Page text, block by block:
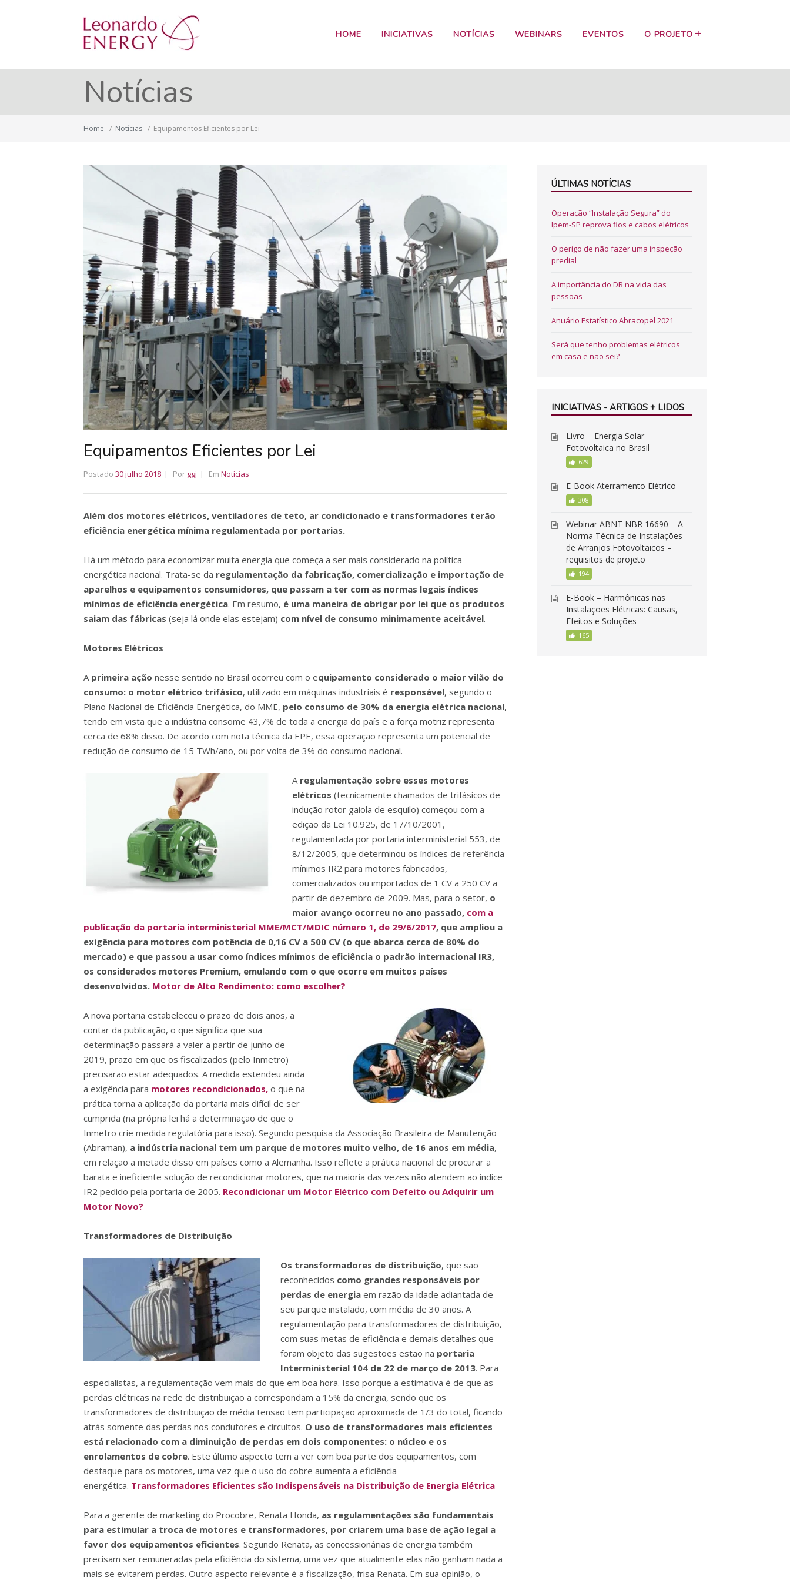
HOME INICIATIVAS NOTÍCIAS WEBINARS EVENTOS O PROJETO
Notícias
Home / Notícias / Equipamentos Eficientes por Lei
Equipamentos Eficientes por Lei
Postado 30 julho 2018 Por ggj Em Notícias
Além dos motores elétricos, ventiladores de teto, ar condicionado e transformadores terão
eficiência energética mínima regulamentada por portarias.
Há um método para economizar muita energia que começa a ser mais considerado na política
energética nacional. Trata-se da regulamentação da fabricação, comercialização e importação de
aparelhos e equipamentos consumidores, que passam a ter com as normas legais índices
mínimos de eficiência energética. Em resumo, é uma maneira de obrigar por lei que os produtos
saiam das fábricas (seja lá onde elas estejam) com nível de consumo minimamente aceitável.
Motores Elétricos
A primeira ação nesse sentido no Brasil ocorreu com o equipamento considerado o maior vilão do
consumo: o motor elétrico trifásico, utilizado em máquinas industriais é responsável, segundo o
Plano Nacional de Eficiência Energética, do MME, pelo consumo de 30% da energia elétrica nacional,
tendo em vista que a indústria consome 43,7% de toda a energia do país e a força motriz representa
cerca de 68% disso. De acordo com nota técnica da EPE, essa operação representa um potencial de
redução de consumo de 15 TWh/ano, ou por volta de 3% do consumo nacional.
A regulamentação sobre esses motores
elétricos (tecnicamente chamados de trifásicos de
indução rotor gaiola de esquilo) começou com a
edição da Lei 10.925, de 17/10/2001,
regulamentada por portaria interministerial 553, de
8/12/2005, que determinou os índices de referência
mínimos IR2 para motores fabricados,
comercializados ou importados de 1 CV a 250 CV a
partir de dezembro de 2009. Mas, para o setor, o
maior avanço ocorreu no ano passado, com a
publicação da portaria interministerial MME/MCT/MDIC número 1, de 29/6/2017, que ampliou a
exigência para motores com potência de 0,16 CV a 500 CV (o que abarca cerca de 80% do
mercado) e que passou a usar como índices mínimos de eficiência o padrão internacional IR3,
os considerados motores Premium, emulando com o que ocorre em muitos países
desenvolvidos. Motor de Alto Rendimento: como escolher?
A nova portaria estabeleceu o prazo de dois anos, a
contar da publicação, o que significa que sua
determinação passará a valer a partir de junho de
2019, prazo em que os fiscalizados (pelo Inmetro)
precisarão estar adequados. A medida estendeu ainda
a exigência para motores recondicionados, o que na
prática torna a aplicação da portaria mais difícil de ser
cumprida (na própria lei há a determinação de que o
Inmetro crie medida regulatória para isso). Segundo pesquisa da Associação Brasileira de Manutenção
(Abraman), a indústria nacional tem um parque de motores muito velho, de 16 anos em média,
em relação a metade disso em países como a Alemanha. Isso reflete a prática nacional de procurar a
barata e ineficiente solução de recondicionar motores, que na maioria das vezes não atendem ao índice
IR2 pedido pela portaria de 2005. Recondicionar um Motor Elétrico com Defeito ou Adquirir um
Motor Novo?
Transformadores de Distribuição
Os transformadores de distribuição, que são
reconhecidos como grandes responsáveis por
perdas de energia em razão da idade adiantada de
seu parque instalado, com média de 30 anos. A
regulamentação para transformadores de distribuição,
com suas metas de eficiência e demais detalhes que
foram objeto das sugestões estão na portaria
Interministerial 104 de 22 de março de 2013. Para
especialistas, a regulamentação vem mais do que em boa hora. Isso porque a estimativa é de que as
perdas elétricas na rede de distribuição a correspondam a 15% da energia, sendo que os
transformadores de distribuição de média tensão tem participação aproximada de 1/3 do total, ficando
atrás somente das perdas nos condutores e circuitos. O uso de transformadores mais eficientes
está relacionado com a diminuição de perdas em dois componentes: o núcleo e os
enrolamentos de cobre. Este último aspecto tem a ver com boa parte dos equipamentos, com
destaque para os motores, uma vez que o uso do cobre aumenta a eficiência
energética. Transformadores Eficientes são Indispensáveis na Distribuição de Energia Elétrica
Para a gerente de marketing do Procobre, Renata Honda, as regulamentações são fundamentais
para estimular a troca de motores e transformadores, por criarem uma base de ação legal a
favor dos equipamentos eficientes. Segundo Renata, as concessionárias de energia também
precisam ser remuneradas pela eficiência do sistema, uma vez que atualmente elas não ganham nada a
mais se evitarem perdas. Outro aspecto relevante é a fiscalização, frisa Renata. Em sua opinião, o
ÚLTIMAS NOTÍCIAS
Operação “Instalação Segura” do
Ipem-SP reprova fios e cabos elétricos
O perigo de não fazer uma inspeção
predial
A importância do DR na vida das
pessoas
Anuário Estatístico Abracopel 2021
Será que tenho problemas elétricos
em casa e não sei?
INICIATIVAS - ARTIGOS + LIDOS
Livro – Energia Solar
Fotovoltaica no Brasil
629
E-Book Aterramento Elétrico
308
Webinar ABNT NBR 16690 – A
Norma Técnica de Instalações
de Arranjos Fotovoltaicos –
requisitos de projeto
194
E-Book – Harmônicas nas
Instalações Elétricas: Causas,
Efeitos e Soluções
165